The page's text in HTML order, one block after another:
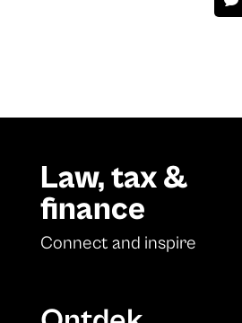
Law, tax &
finance
Connect and inspire